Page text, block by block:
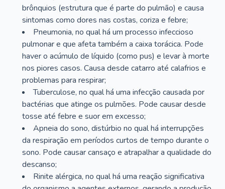
brônquios (estrutura que é parte do pulmão) e causa
sintomas como dores nas costas, coriza e febre;
Pneumonia, no qual há um processo infeccioso
pulmonar e que afeta também a caixa torácica. Pode
haver o acúmulo de líquido (como pus) e levar à morte
nos piores casos. Causa desde catarro até calafrios e
problemas para respirar;
Tuberculose, no qual há uma infecção causada por
bactérias que atinge os pulmões. Pode causar desde
tosse até febre e suor em excesso;
Apneia do sono, distúrbio no qual há interrupções
da respiração em períodos curtos de tempo durante o
sono. Pode causar cansaço e atrapalhar a qualidade do
descanso;
Rinite alérgica, no qual há uma reação significativa